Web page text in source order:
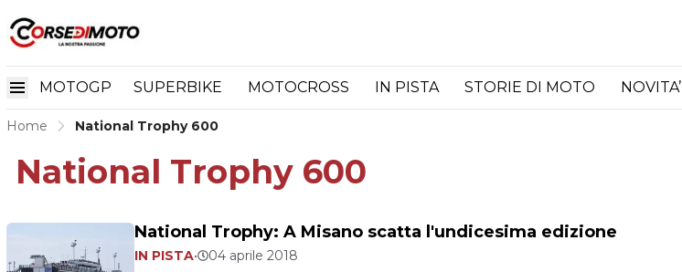
MOTOGP SUPERBIKE MOTOCROSS IN PISTA STORIE DI MOTO NOVITA’
Home National Trophy 600
National Trophy 600
National Trophy: A Misano scatta l'undicesima edizione
IN PISTA• 04 aprile 2018